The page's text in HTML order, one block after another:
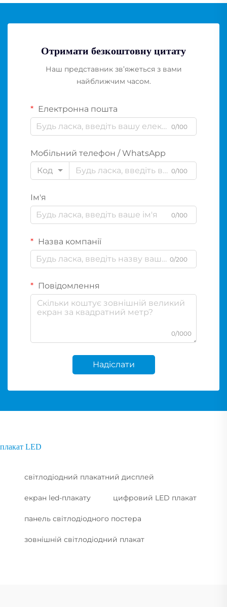
Отримати безкоштовну цитату
Наш представник зв’яжеться з вами
найближчим часом.
Електронна пошта
0/100
Мобільний телефон / WhatsApp
Код
0/100
Ім'я
0/100
Назва компанії
0/200
Повідомлення
0/1000
Надіслати
плакат LED
світлодіодний плакатний дисплей
екран led-плакату цифровий LED плакат
панель світлодіодного постера
зовнішній світлодіодний плакат